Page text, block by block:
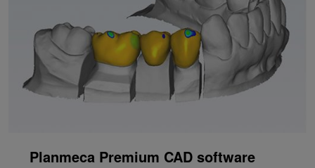
Planmeca Premium CAD software